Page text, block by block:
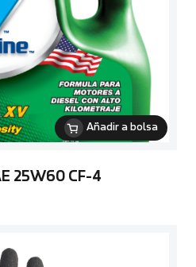
Añadir a bolsa
25W60 CF-4